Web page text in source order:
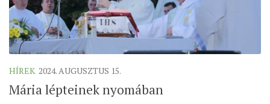
HÍREK 2024. AUGUSZTUS 15.
Mária lépteinek nyomában